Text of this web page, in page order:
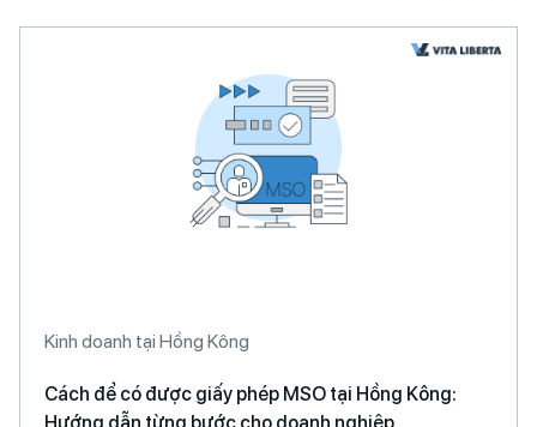
Kinh doanh tại Hồng Kông
Cách để có được giấy phép MSO tại Hồng Kông: